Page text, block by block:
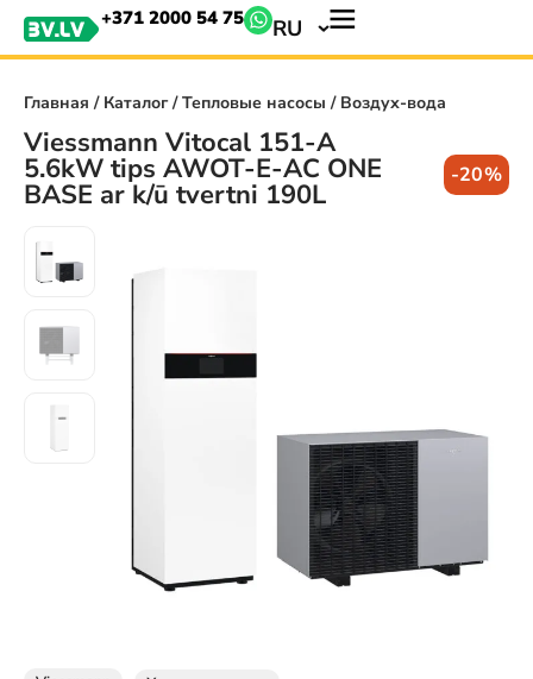
+371 2000 54 75 RU
Главная / Каталог/Тепловые насосы / Воздух-вода
Viessmann Vitocal 151-A
5.6kW tips AWOT-E-AC ONE
BASE ar k/ū tvertni 190L
-20%